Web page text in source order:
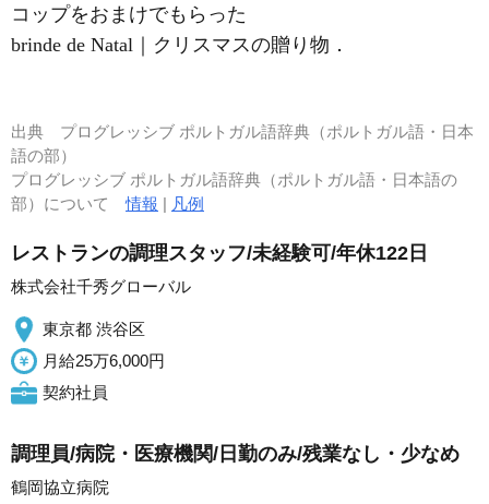
コップをおまけでもらった
brinde de Natal｜クリスマスの贈り物．
出典 プログレッシブ ポルトガル語辞典（ポルトガル語・日本
語の部）
プログレッシブ ポルトガル語辞典（ポルトガル語・日本語の
部）について情報 | 凡例
レストランの調理スタッフ/未経験可/年休122日
株式会社千秀グローバル
東京都 渋谷区
月給25万6,000円
契約社員
調理員/病院・医療機関/日勤のみ/残業なし・少なめ
鶴岡協立病院